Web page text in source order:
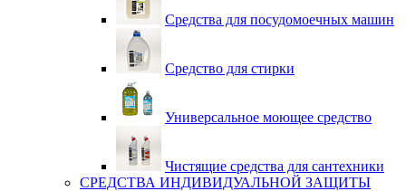
Средства для посудомоечных машин
Средство для стирки
Универсальное моющее средство
Чистящие средства для сантехники
СРЕДСТВА ИНДИВИДУАЛЬНОЙ ЗАЩИТЫ